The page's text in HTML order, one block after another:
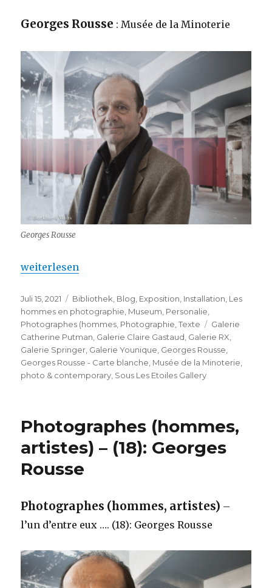
Georges Rousse : Musée de la Minoterie
Georges Rousse
„Georges Rousse – Carte blanche“
weiterlesen
Veröffentlicht
am
Juli 15, 2021 Kategorien
Bibliothek Blog Exposition Installation Les
hommes en photographie Museum Personalie
Photographes (hommes Photographie ,Texte Schlagwörter
Galerie
Catherine Putman Galerie Claire Gastaud Galerie RX
Galerie Springer Galerie Younique Georges Rousse
Georges Rousse - Carte blanche Musée de la Minoterie
photo & contemporary Sous Les Etoiles Gallery
Photographes (hommes,
artistes) – (18): Georges
Rousse
Photographes (hommes, artistes) –
l’un d’entre eux …. (18): Georges Rousse